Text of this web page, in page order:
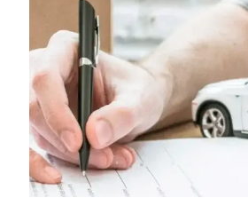
банківський
рахунок